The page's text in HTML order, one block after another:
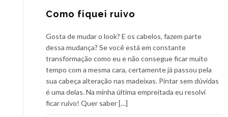
Como fiquei ruivo
Gosta de mudar o look? E os cabelos, fazem parte
dessa mudança? Se você está em constante
transformação como eu e não consegue ficar muito
tempo com a mesma cara, certamente já passou pela
sua cabeça alteração nas madeixas. Pintar sem dúvidas
é uma delas. Na minha última empreitada eu resolvi
ficar ruivo! Quer saber […]